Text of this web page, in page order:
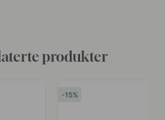
produkter
15